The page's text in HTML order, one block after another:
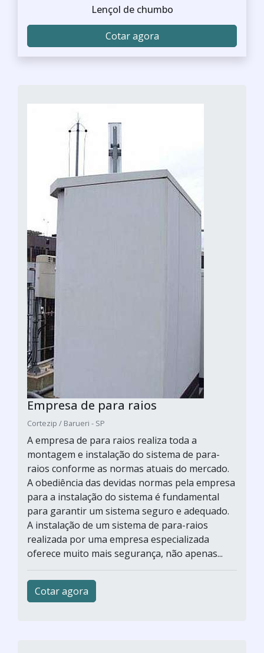
Lençol de chumbo
Cotar agora
Empresa de para raios
Cortezip / Barueri - SP
A empresa de para raios realiza toda a
montagem e instalação do sistema de para-
raios conforme as normas atuais do mercado.
A obediência das devidas normas pela empresa
para a instalação do sistema é fundamental
para garantir um sistema seguro e adequado.
A instalação de um sistema de para-raios
realizada por uma empresa especializada
oferece muito mais segurança, não apenas...
Cotar agora